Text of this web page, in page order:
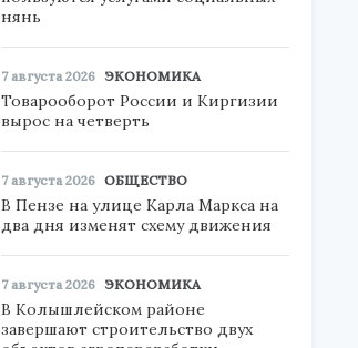
нянь
7 августа 2026 ЭКОНОМИКА
Товарооборот России и Киргизии
вырос на четверть
7 августа 2026 ОБЩЕСТВО
В Пензе на улице Карла Маркса на
два дня изменят схему движения
7 августа 2026 ЭКОНОМИКА
В Колышлейском районе
завершают строительство двух